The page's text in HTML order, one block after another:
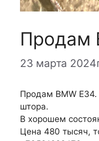
Продам
23 марта
Продам BMW E34.
штора.
В хорошем
Цена 480 тысяч,